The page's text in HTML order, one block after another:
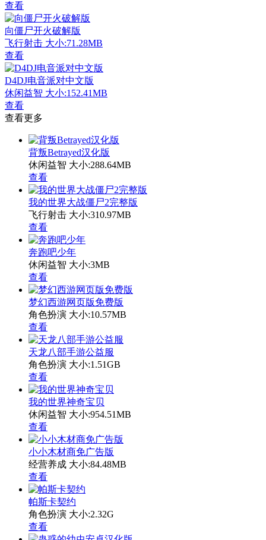
查看
向僵尸开火破解版
飞行射击 大小:71.28MB
查看
D4DJ电音派对中文版
休闲益智 大小:152.41MB
查看
查看更多
背叛Betrayed汉化版
休闲益智 大小:288.64MB
查看
我的世界大战僵尸2完整版
飞行射击 大小:310.97MB
查看
奔跑吧少年
休闲益智 大小:3MB
查看
梦幻西游网页版免费版
角色扮演 大小:10.57MB
查看
天龙八部手游公益服
角色扮演 大小:1.51GB
查看
我的世界神奇宝贝
休闲益智 大小:954.51MB
查看
小小木材商免广告版
经营养成 大小:84.48MB
查看
帕斯卡契约
角色扮演 大小:2.32G
查看